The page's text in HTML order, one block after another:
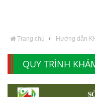
Trang chủ Hướng dẫn
QUY TRÌNH